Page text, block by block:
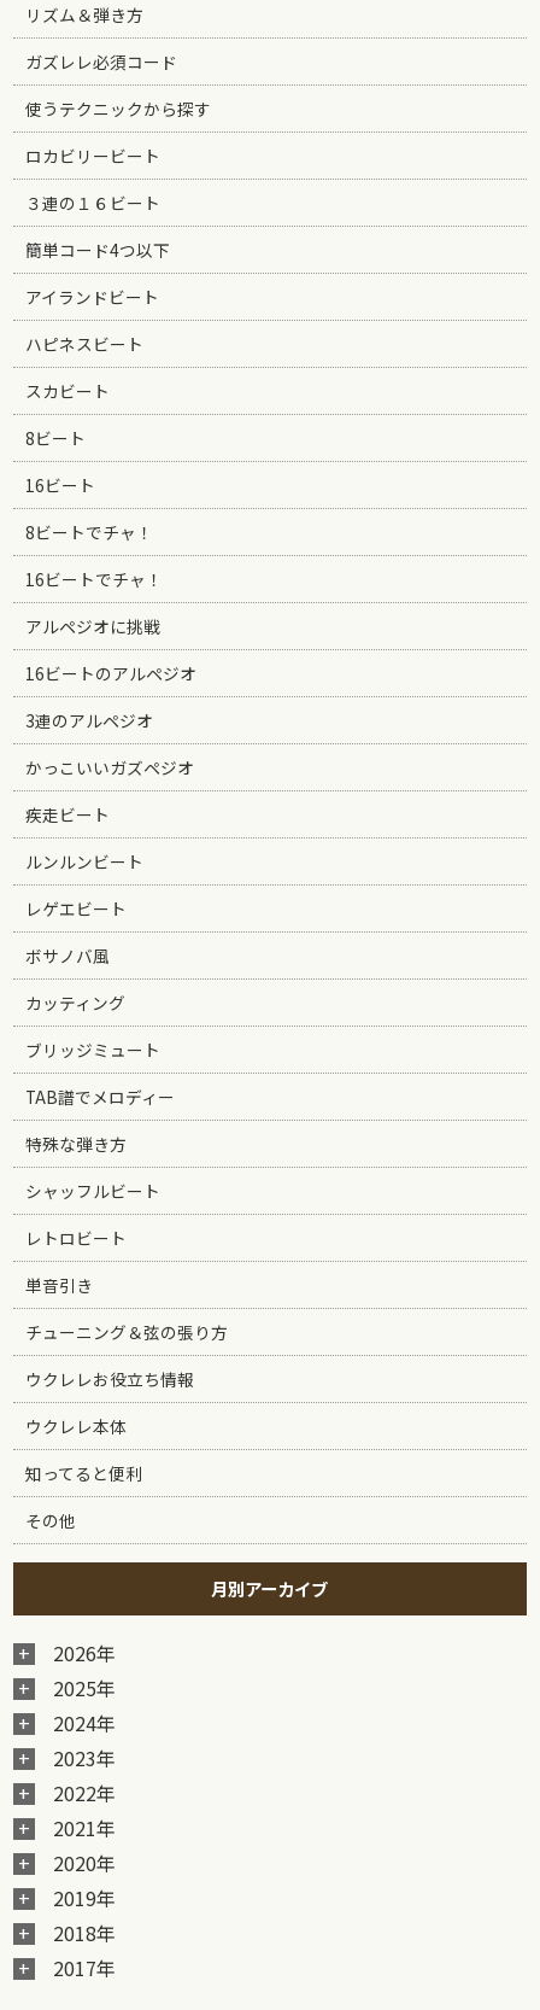
リズム＆弾き方
ガズレレ必須コード
使うテクニックから探す
ロカビリービート
３連の１６ビート
簡単コード4つ以下
アイランドビート
ハピネスビート
スカビート
8ビート
16ビート
8ビートでチャ！
16ビートでチャ！
アルペジオに挑戦
16ビートのアルペジオ
3連のアルペジオ
かっこいいガズペジオ
疾走ビート
ルンルンビート
レゲエビート
ボサノバ風
カッティング
ブリッジミュート
TAB譜でメロディー
特殊な弾き方
シャッフルビート
レトロビート
単音引き
チューニング＆弦の張り方
ウクレレお役立ち情報
ウクレレ本体
知ってると便利
その他
月別アーカイブ
2026年
2025年
2024年
2023年
2022年
2021年
2020年
2019年
2018年
2017年